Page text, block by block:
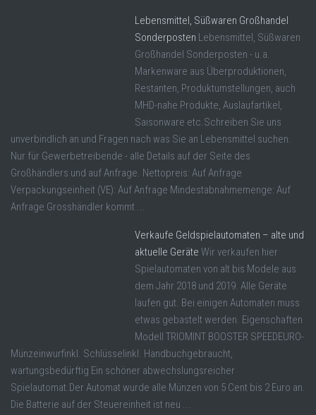
Lebensmittel, Süßwaren Großhandel
Sonderposten Lebensmittel, Süßwaren
Großhandel Sonderposten - u.a.
Markenware aus Überproduktionen,
Restanten, Produktumstellungen, auch
MHD-nahe Produkte, Auslaufartikel,
Saisonware etc.Schreiben Sie uns
unverbindlich an und Fragen nach was Sie an Lebensmittel suchen.
Nur für Gewerbetreibende - alle Details auf der Seite des
Großhändlers und auf Anfrage. Nettopreis: Auf Anfrage
Verpackungseinheit (VE): Auf Anfrage Mindestabnahmemenge: Auf
Anfrage Grosshändler kommt ...
Verkaufe Geldspielautomaten – alte und
aktuelle Geräte Wir verkaufen hier
Spielautomaten von alt bis Modele aus
dem Jahr 2018 und 2019. Alle Geräte
laufen gut. Bei einigen Automaten muss
etwas gebastelt werden. Eigenschaften
Modell TRIOMINT BOOSTER SPEEDEURO-
Münzeinwurfinkl. Schlüsselinkl. Handbuchgebraucht,
wartungsbedürftig Ein schöner abwechslungsreicher
Spielautomat.Der Automat wurde alle Münzen von 5 Cent bis 2 Euro an.
Die Batterie auf der Steuereinheit ist neu ...